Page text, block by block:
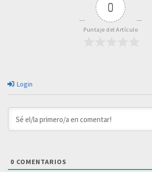
0
Puntaje del Artículo
Login
0 COMENTARIOS